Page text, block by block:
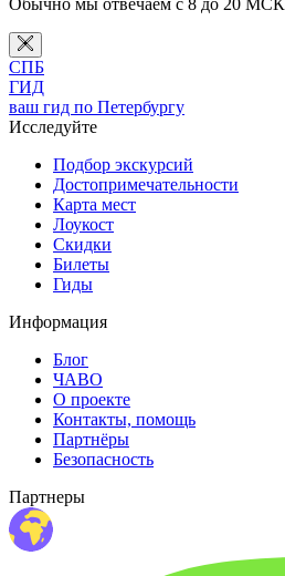
Обычно мы отвечаем с 8 до 20 МСК
СПБ
ГИД
ваш гид по Петербургу
Исследуйте
Подбор экскурсий
Достопримечательности
Карта мест
Лоукост
Скидки
Билеты
Гиды
Информация
Блог
ЧАВО
О проекте
Контакты, помощь
Партнёры
Безопасность
Партнеры